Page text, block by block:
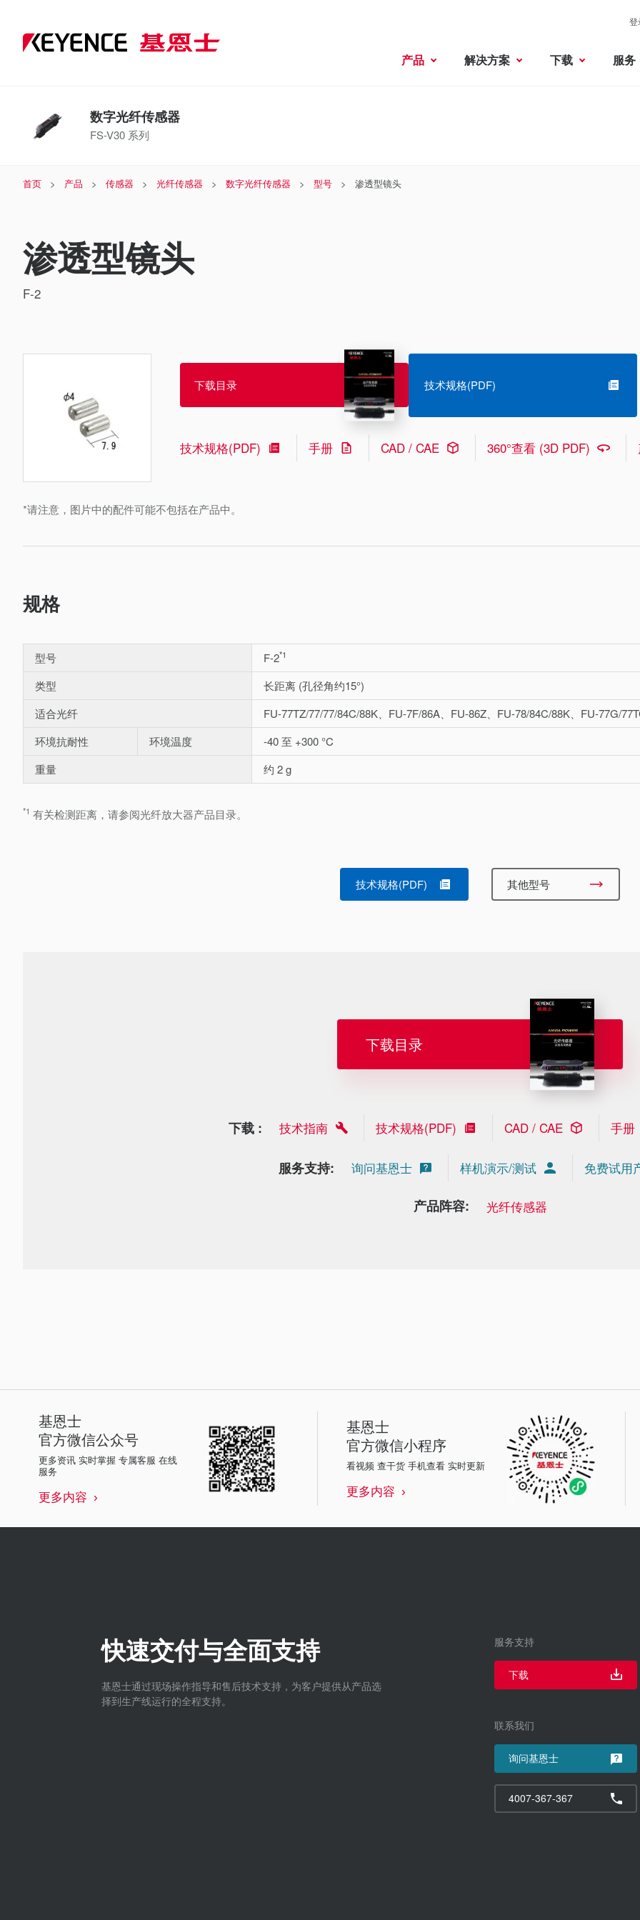
登
产品 解决方案 下载 服务
数字光纤传感器
FS-V30 系列
首页 产品 传感器 光纤传感器 数字光纤传感器 型号 渗透型镜头
渗透型镜头
F-2
*请注意，图片中的配件可能不包括在产品中。
下载目录 技术规格(PDF)
技术规格(PDF) 手册 CAD / CAE 360°查看 (3D PDF)
规格
型号 F-2*1
类型
长距离 (孔径角约15°)
适合光纤
FU-77TZ/77/77/84C/88K、FU-7F/86A、FU-86Z、FU-78/84C/88K、FU-77G/
环境抗耐性
环境温度
-40 至 +300 °C
重量
约 2 g
*1 有关检测距离，请参阅光纤放大器产品目录。
技术规格(PDF) 其他型号
下载目录
下载 : 技术指南 技术规格(PDF) CAD / CAE 手册
服务支持: 询问基恩士 样机演示/测试 免费试用
产品阵容: 光纤传感器
基恩士
官方微信公众号
更多资讯 实时掌握 专属客服 在线
服务
更多内容
基恩士
官方微信小程序
看视频 查干货 手机查看 实时更新
更多内容
快速交付与全面支持
基恩士通过现场操作指导和售后技术支持，为客户提供从产品选
择到生产线运行的全程支持。
服务支持
下载
联系我们
询问基恩士
4007-367-367